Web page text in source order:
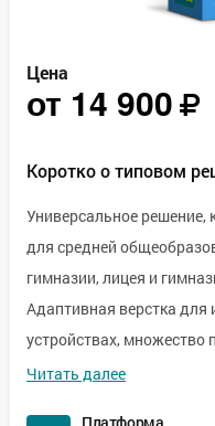
Цена
от 14 900
Коротко о типовом
Универсальное решение,
для средней
гимназии, лицея и
Адаптивная верстка
устройствах, множество
Читать далее